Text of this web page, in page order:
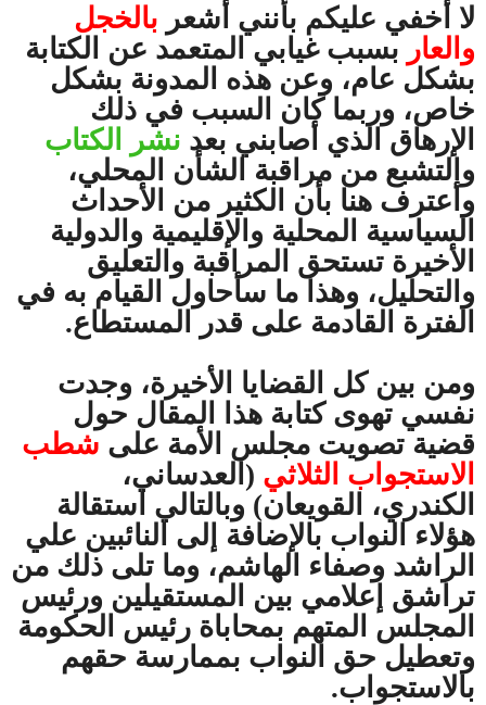
لا أخفي عليكم بأنني أشعر بالخجل
والعار بسبب غيابي المتعمد عن الكتابة
بشكل عام، وعن هذه المدونة بشكل
خاص، وربما كان السبب في ذلك
الإرهاق الذي أصابني بعد نشر الكتاب
والتشبع من مراقبة الشأن المحلي،
وأعترف هنا بأن الكثير من الأحداث
السياسية المحلية والإقليمية والدولية
الأخيرة تستحق المراقبة والتعليق
والتحليل، وهذا ما سأحاول القيام به في
الفترة القادمة على قدر المستطاع.
ومن بين كل القضايا الأخيرة، وجدت
نفسي تهوى كتابة هذا المقال حول
قضية تصويت مجلس الأمة على شطب
الاستجواب الثلاثي (العدساني،
الكندري، القويعان) وبالتالي استقالة
هؤلاء النواب بالإضافة إلى النائبين علي
الراشد وصفاء الهاشم، وما تلى ذلك من
تراشق إعلامي بين المستقيلين ورئيس
المجلس المتهم بمحاباة رئيس الحكومة
وتعطيل حق النواب بممارسة حقهم
بالاستجواب.